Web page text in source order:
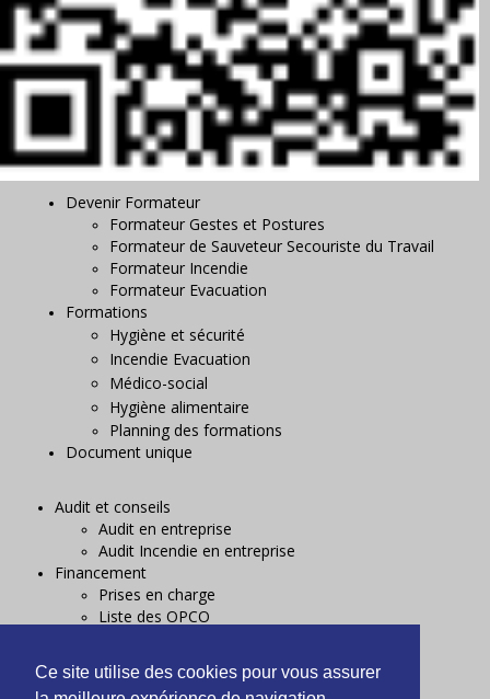
Ce site utilise des cookies pour vous assurer
Devenir Formateur
Formateur Gestes et Postures
Formateur de Sauveteur Secouriste du Travail
Formateur Incendie
Formateur Evacuation
Formations
Hygiène et sécurité
Incendie Evacuation
Médico-social
Hygiène alimentaire
Planning des formations
Document unique
Audit et conseils
Audit en entreprise
Audit Incendie en entreprise
Financement
Prises en charge
Liste des OPCO
Accessibilité